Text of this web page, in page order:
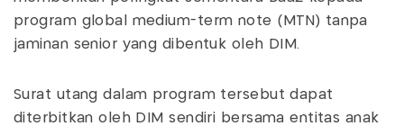
program global medium-term note (MTN) tanpa
jaminan senior yang dibentuk oleh DIM.
Surat utang dalam program tersebut dapat
diterbitkan oleh DIM sendiri bersama entitas anak